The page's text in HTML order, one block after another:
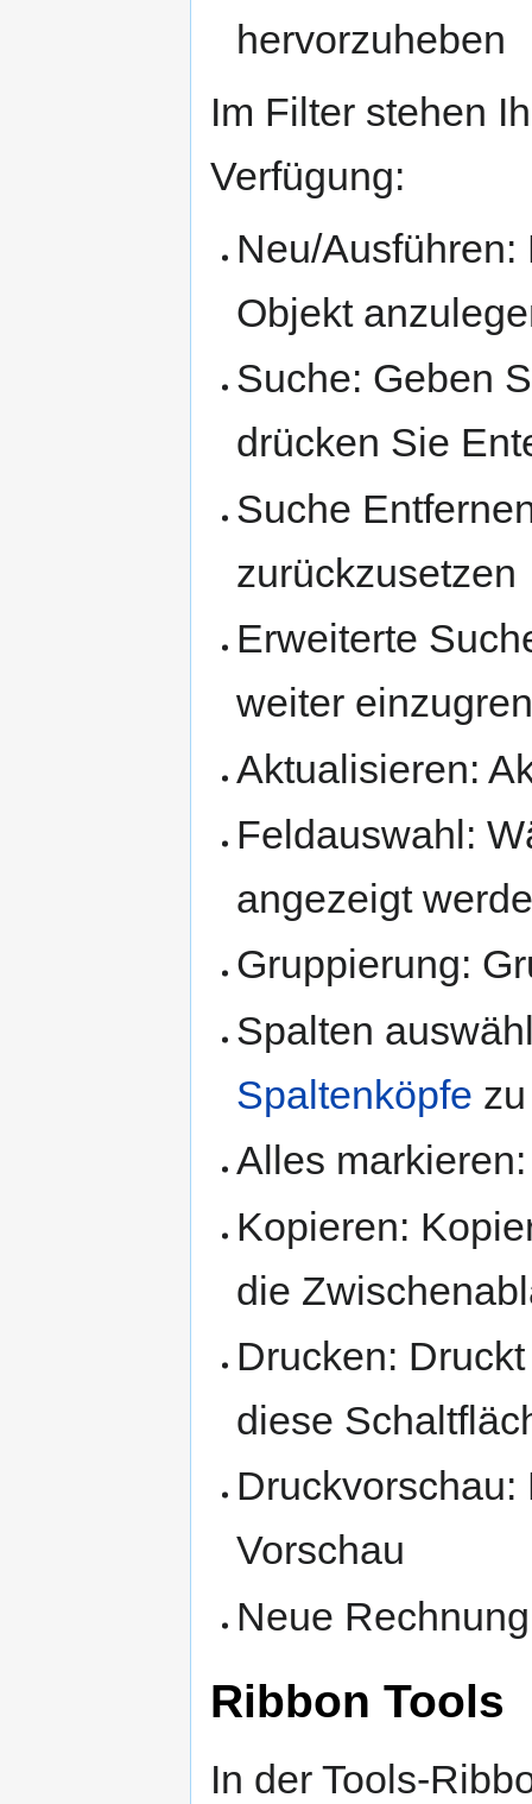
hervorzuheben
Im Filter stehen
Verfügung:
Neu/
Objekt
Suche: Geben
drücken Sie
Suche
zurückzusetzen
Erweiterte
weiter
Aktualisieren:
Feldauswahl:
angezeigt
Gruppierung:
Spalten
Spaltenköpfe
Alles
Kopieren:
die
Drucken:
diese
Vorschau
Neue
Ribbon Tools
In der Tools-